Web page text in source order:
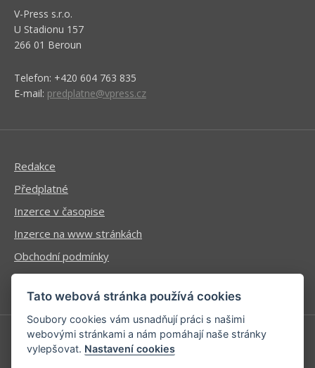
V-Press s.r.o.
U Stadionu 157
266 01 Beroun
Telefon: +420 604 763 835
E-mail: predplatne@vpress.cz
Redakce
Předplatné
Inzerce v časopise
Inzerce na www stránkách
Obchodní podmínky
Ochrana osobních údajů
Příhlášení | Registrace
Tato webová stránka používá cookies
Soubory cookies vám usnadňují práci s našimi
webovými stránkami a nám pomáhají naše stránky
vylepšovat. Nastavení cookies